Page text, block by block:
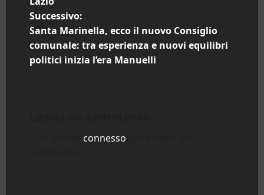
v
i
g
Successivo:
Santa Marinella, ecco il nuovo Consiglio
comunale: tra esperienza e nuovi equilibri
politici inizia l’era Manuelli
connesso